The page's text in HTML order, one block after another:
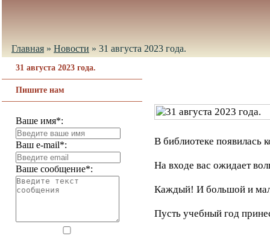
Главная » Новости » 31 августа 2023 года.
31 августа 2023 года.
Пишите нам
Ваше имя*:
Ваш e-mail*:
Ваше сообщение*:
В библиотеке появилась
На входе вас ожидает
Каждый! И большой и
Пусть учебный год